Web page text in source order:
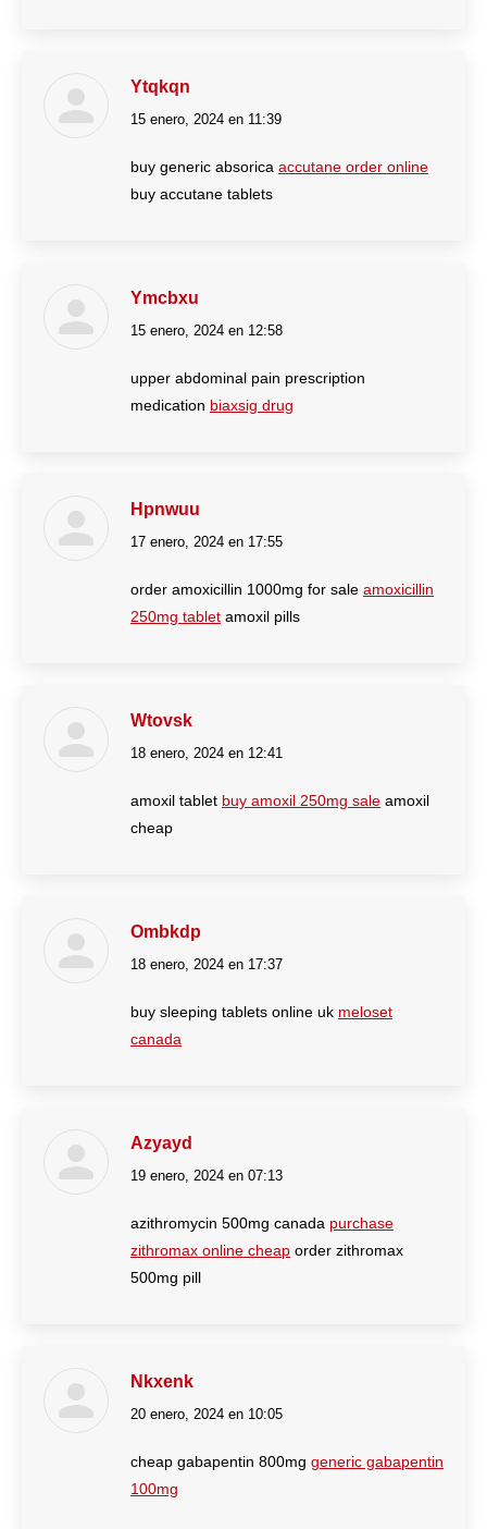
Ytqkqn
dice:
15 enero, 2024 en 11:39
buy generic absorica accutane order online
buy accutane tablets
Ymcbxu
dice:
15 enero, 2024 en 12:58
upper abdominal pain prescription
medication biaxsig drug
Hpnwuu
dice:
17 enero, 2024 en 17:55
order amoxicillin 1000mg for sale amoxicillin
250mg tablet amoxil pills
Wtovsk
dice:
18 enero, 2024 en 12:41
amoxil tablet buy amoxil 250mg sale amoxil
cheap
Ombkdp
dice:
18 enero, 2024 en 17:37
buy sleeping tablets online uk meloset
canada
Azyayd
dice:
19 enero, 2024 en 07:13
azithromycin 500mg canada purchase
zithromax online cheap order zithromax
500mg pill
Nkxenk
dice:
20 enero, 2024 en 10:05
cheap gabapentin 800mg generic gabapentin
100mg